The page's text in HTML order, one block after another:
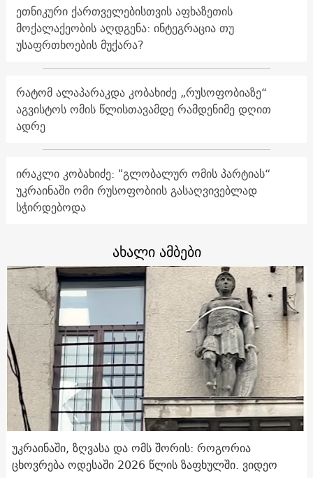
ეთნიკური ქართველებისთვის აფხაზეთის
მოქალაქეობის აღდგენა: ინტეგრაცია თუ
უსაფრთხოების მუქარა?
რატომ ალაპარაკდა კობახიძე „რუსოფობიაზე“
აგვისტოს ომის წლისთავამდე რამდენიმე დღით
ადრე
ირაკლი კობახიძე: "გლობალურ ომის პარტიას“
უკრაინაში ომი რუსოფობიის გასაღვივებლად
სჭირდებოდა
ახალი ამბები
უკრაინაში, ზღვასა და ომს შორის: როგორია
ცხოვრება ოდესაში 2026 წლის ზაფხულში. ვიდეო